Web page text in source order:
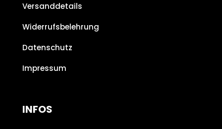
Versanddetails
Widerrufsbelehrung
Datenschutz
Impressum
INFOS